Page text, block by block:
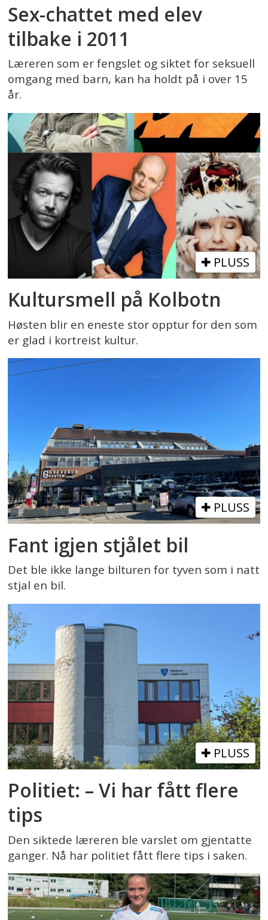
Sex-chattet med elev
tilbake i 2011
Læreren som er fengslet og siktet for seksuell
omgang med barn, kan ha holdt på i over 15
år.
PLUSS
Kultursmell på Kolbotn
Høsten blir en eneste stor opptur for den som
er glad i kortreist kultur.
PLUSS
Fant igjen stjålet bil
Det ble ikke lange bilturen for tyven som i natt
stjal en bil.
PLUSS
Politiet: – Vi har fått flere
tips
Den siktede læreren ble varslet om gjentatte
ganger. Nå har politiet fått flere tips i saken.